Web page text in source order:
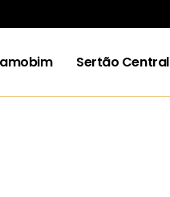
Sertão Central